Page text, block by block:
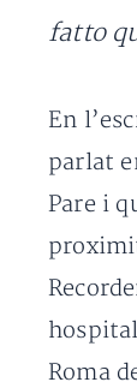
fatto
En
parlat
Pare i
Roma